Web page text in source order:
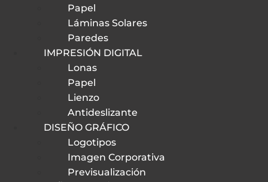
Papel
Láminas Solares
Paredes
IMPRESIÓN DIGITAL
Lonas
Papel
Lienzo
Antideslizante
DISEÑO GRÁFICO
Logotipos
Imagen Corporativa
Previsualización